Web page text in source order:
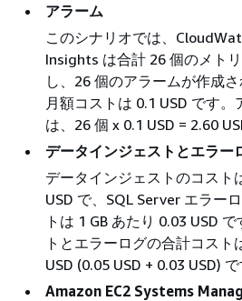
アラーム
このシナリオでは、
Insights は合計 26 個のメト
し、26 個のアラームが作成
月額コストは 0.1 USD です。
は、26 個 x 0.1 USD = 2.60
データインジェストとエラー
データインジェストのコスト
USD で、SQL Server エラー
トは 1 GB あたり 0.03 USD
トとエラーログの合計コスト
USD (0.05 USD + 0.03 USD) で
Amazon EC2 Systems